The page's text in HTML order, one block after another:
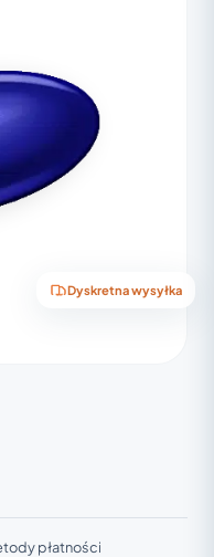
Dyskretna wysyłka
płatności